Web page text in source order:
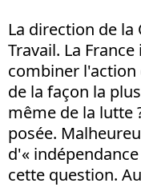
La direction de la
Travail. La
combiner l'action
de la façon la
même de la lutte
posée.
d'«
cette question.